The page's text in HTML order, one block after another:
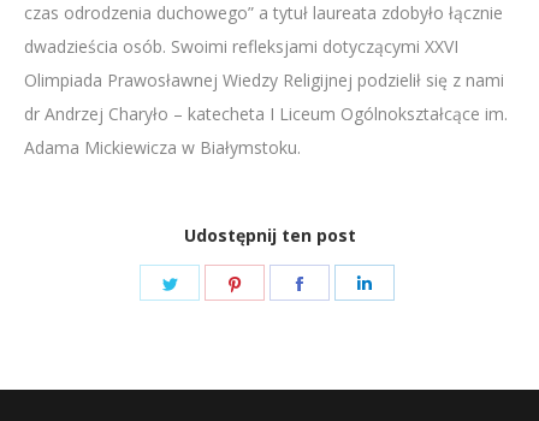
czas odrodzenia duchowego” a tytuł laureata zdobyło łącznie
dwadzieścia osób. Swoimi refleksjami dotyczącymi XXVI
Olimpiada Prawosławnej Wiedzy Religijnej podzielił się z nami
dr Andrzej Charyło – katecheta I Liceum Ogólnokształcące im.
Adama Mickiewicza w Białymstoku.
Udostępnij ten post
Share
Share
Share